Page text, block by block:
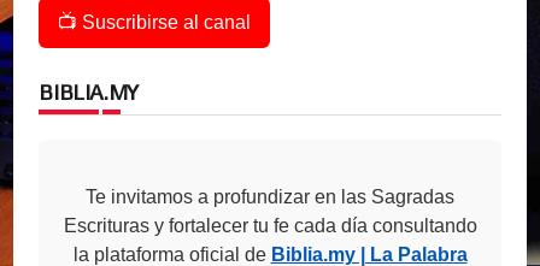
📺 Suscribirse al canal
BIBLIA.MY
Te invitamos a profundizar en las Sagradas
Escrituras y fortalecer tu fe cada día consultando
la plataforma oficial de Biblia.my | La Palabra